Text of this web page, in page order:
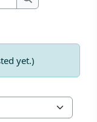
Search forums
yet.)